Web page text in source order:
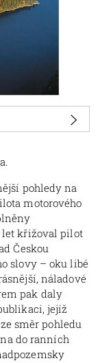
pohledy na
motorového
let křižoval pilot
Českou
slovy – okulibé
náladové
pak daly
jejíž
směr pohledu
do ranních